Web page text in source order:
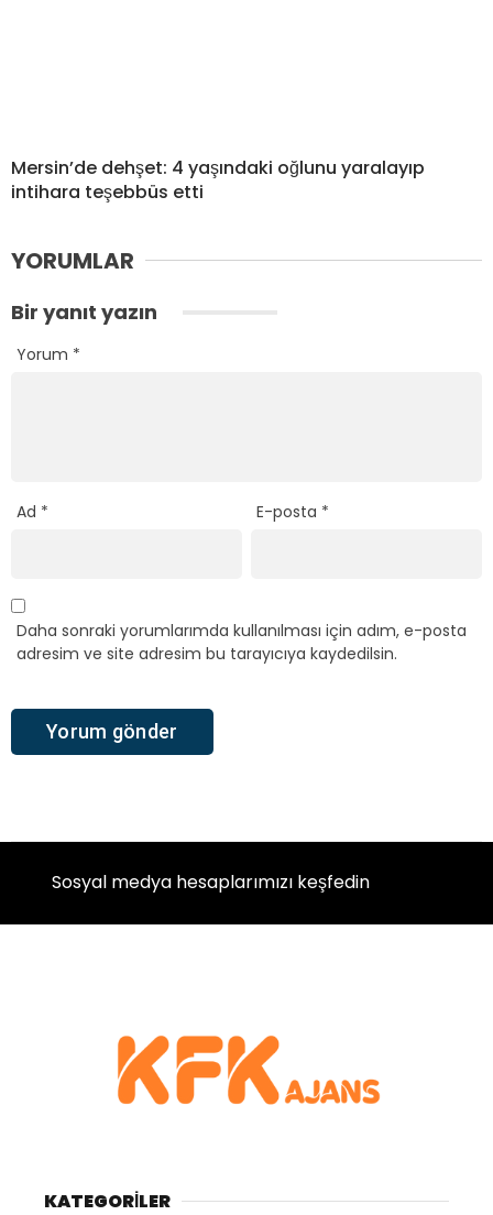
Mersin’de dehşet: 4 yaşındaki oğlunu yaralayıp
intihara teşebbüs etti
YORUMLAR
Bir yanıt yazın
Yorum *
Ad * E-posta *
Daha sonraki yorumlarımda kullanılması için adım, e-posta
adresim ve site adresim bu tarayıcıya kaydedilsin.
Sosyal medya hesaplarımızı keşfedin
KATEGORİLER